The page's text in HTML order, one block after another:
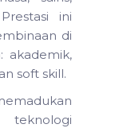
ini
di
akademik,
soft skill.